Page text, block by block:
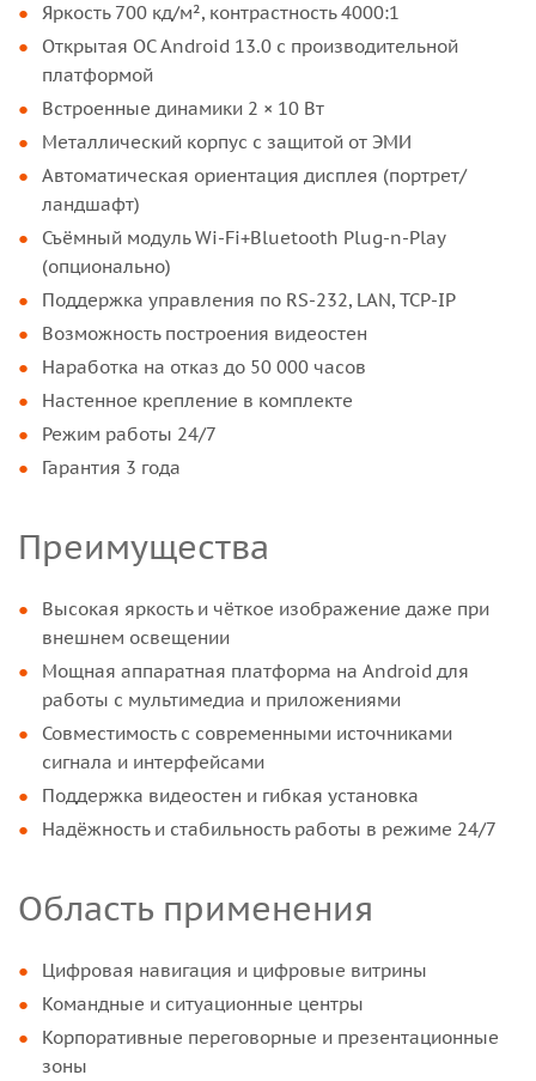
Яркость 700 кд/м², контрастность 4000:1
Открытая ОС Android 13.0 с производительной
платформой
Встроенные динамики 2 × 10 Вт
Металлический корпус с защитой от ЭМИ
Автоматическая ориентация дисплея (портрет/
ландшафт)
Съёмный модуль Wi-Fi+Bluetooth Plug-n-Play
(опционально)
Поддержка управления по RS-232, LAN, TCP-IP
Возможность построения видеостен
Наработка на отказ до 50 000 часов
Настенное крепление в комплекте
Режим работы 24/7
Гарантия 3 года
Преимущества
Высокая яркость и чёткое изображение даже при
внешнем освещении
Мощная аппаратная платформа на Android для
работы с мультимедиа и приложениями
Совместимость с современными источниками
сигнала и интерфейсами
Поддержка видеостен и гибкая установка
Надёжность и стабильность работы в режиме 24/7
Область применения
Цифровая навигация и цифровые витрины
Командные и ситуационные центры
Корпоративные переговорные и презентационные
зоны